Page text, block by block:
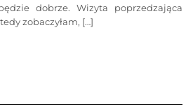
dobrze. Wizyta poprzedzająca
zobaczyłam, […]